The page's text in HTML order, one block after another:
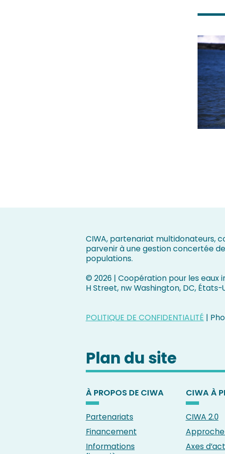
CIWA, partenariat multidonateurs,
parvenir à une gestion concertée
populations.
© 2026 | Coopération pour les eaux
H Street, nw Washington, DC, États-
POLITIQUE DE CONFIDENTIALITÉ |
Plan du site
À PROPOS DE CIWA
Partenariats
Financement
Informations
CIWA À
CIWA 2.0
Axes